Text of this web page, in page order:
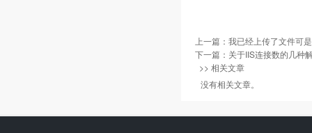
上一篇： 我已经上传了文件可
下一篇： 关于IIS连接数的几种
>> 相关文章
没有相关文章。